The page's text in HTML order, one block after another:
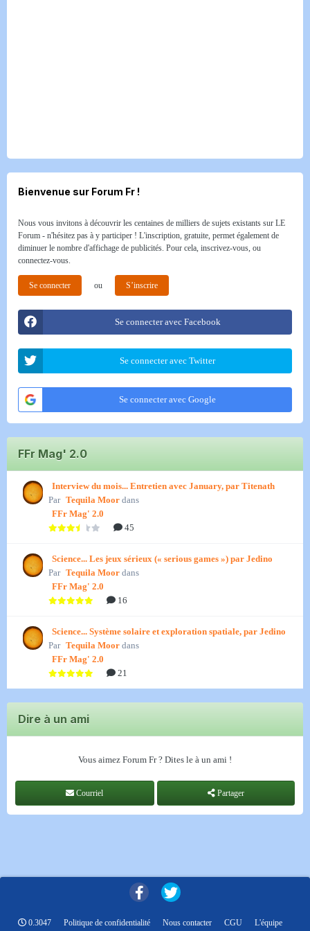
Bienvenue sur Forum Fr !
Nous vous invitons à découvrir les centaines de milliers de sujets existants sur LE
Forum - n'hésitez pas à y participer ! L'inscription, gratuite, permet également de
diminuer le nombre d'affichage de publicités. Pour cela, inscrivez-vous, ou
connectez-vous.
Se connecter ou S’inscrire
Se connecter avec Facebook
Se connecter avec Twitter
Se connecter avec Google
FFr Mag' 2.0
Interview du mois... Entretien avec January, par Titenath
Par Tequila Moor dans
FFr Mag' 2.0
45
Science... Les jeux sérieux (« serious games ») par Jedino
Par Tequila Moor dans
FFr Mag' 2.0
16
Science... Système solaire et exploration spatiale, par Jedino
Par Tequila Moor dans
FFr Mag' 2.0
21
Dire à un ami
Vous aimez Forum Fr ? Dites le à un ami !
Courriel Partager
0.3047 Politique de confidentialité Nous contacter CGU L'équipe